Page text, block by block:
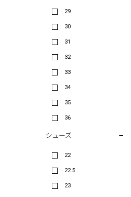
29
30
31
32
33
34
35
36
シューズ
22
22.5
23